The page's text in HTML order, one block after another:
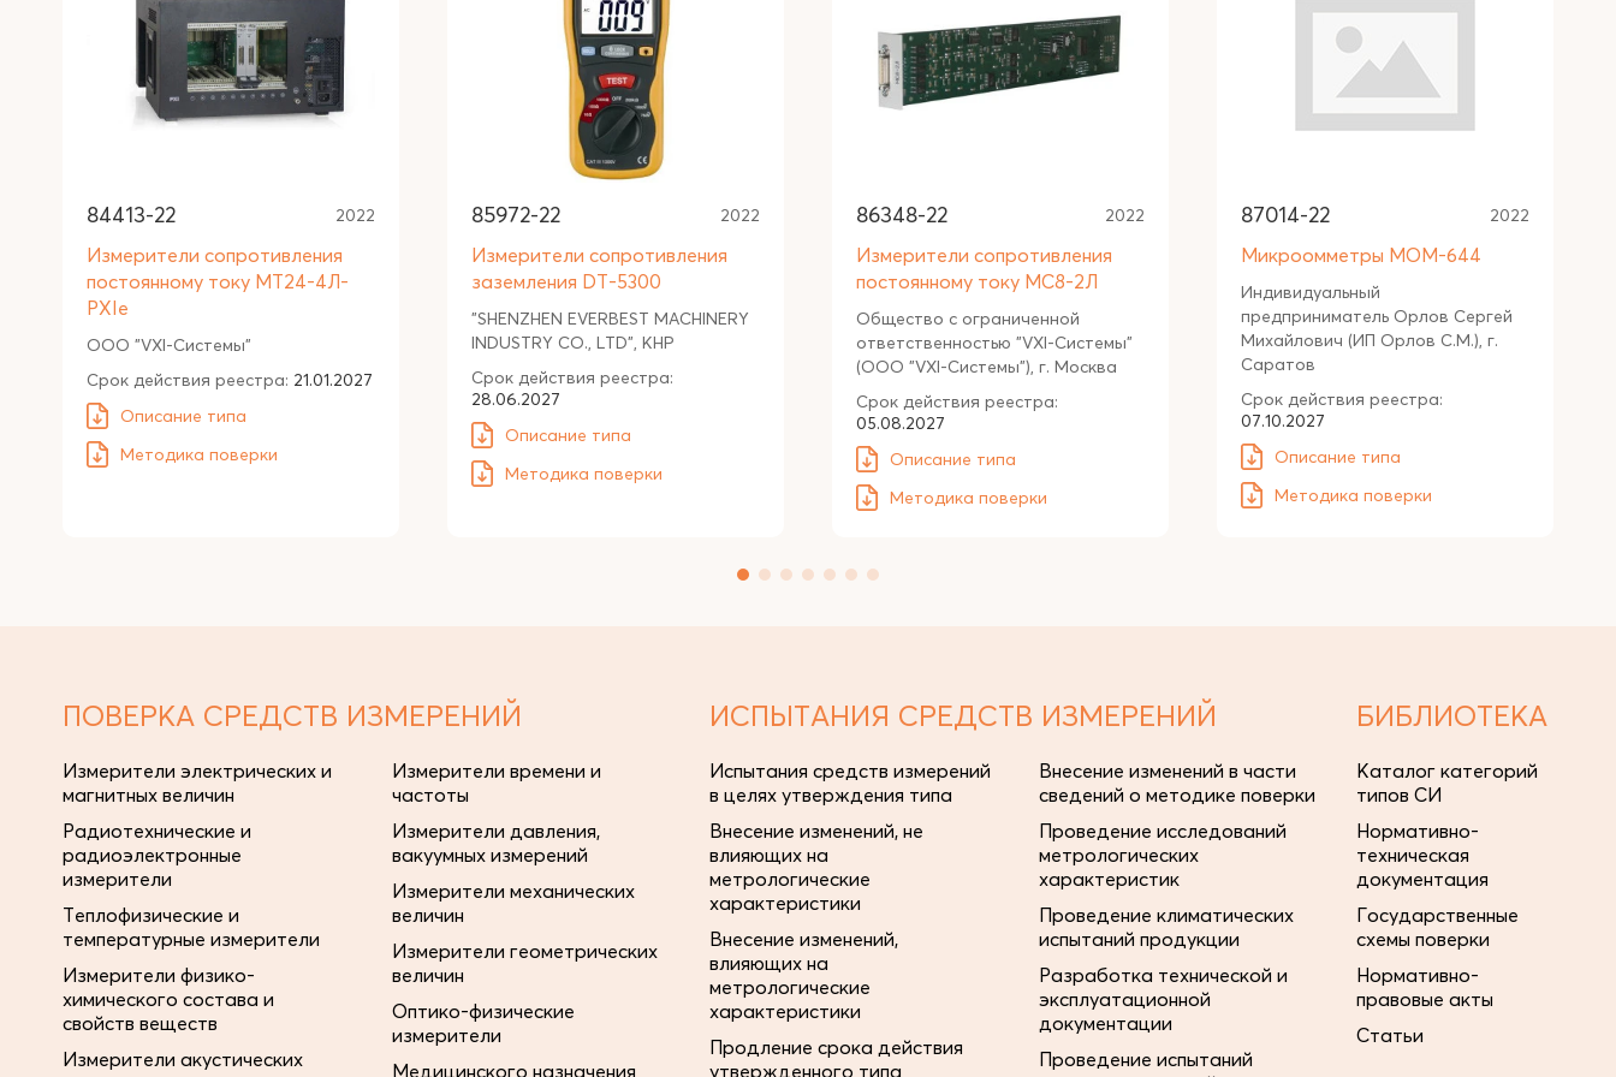
84413-22 2022
Измерители сопротивления
постоянному току МТ24-4Л-
PXIe
ООО "VXI-Системы"
Срок действия реестра: 21.01.2027
Описание типа
Методика поверки
85972-22 2022
Измерители сопротивления
заземления DT-5300
"SHENZHEN EVERBEST MACHINERY
INDUSTRY CO., LTD", КНР
Срок действия реестра:
28.06.2027
Описание типа
Методика поверки
86348-22 2022
Измерители сопротивления
постоянному току МС8-2Л
Общество с ограниченной
ответственностью "VXI-Системы"
(ООО "VXI-Системы"), г. Москва
Срок действия реестра:
05.08.2027
Описание типа
Методика поверки
87014-22 2022
Микроомметры МОМ-644
Индивидуальный
предприниматель Орлов Сергей
Михайлович (ИП Орлов С.М.), г.
Саратов
Срок действия реестра:
07.10.2027
Описание типа
Методика поверки
ПОВЕРКА СРЕДСТВ ИЗМЕРЕНИЙ
Измерители электрических и
магнитных величин
Радиотехнические и
радиоэлектронные
измерители
Теплофизические и
температурные измерители
Измерители физико-
химического состава и
свойств веществ
Измерители акустических
Измерители времени и
частоты
Измерители давления,
вакуумных измерений
Измерители механических
величин
Измерители геометрических
величин
Оптико-физические
измерители
Медицинского назначения
ИСПЫТАНИЯ СРЕДСТВ ИЗМЕРЕНИЙ
Испытания средств измерений
в целях утверждения типа
Внесение изменений, не
влияющих на
метрологические
характеристики
Внесение изменений,
влияющих на
метрологические
характеристики
Продление срока действия
утвержденного типа
Внесение изменений в части
сведений о методике поверки
Проведение исследований
метрологических
характеристик
Проведение климатических
испытаний продукции
Разработка технической и
эксплуатационной
документации
Проведение испытаний
БИБЛИОТЕКА
Каталог категорий
типов СИ
Нормативно-
техническая
документация
Государственные
схемы поверки
Нормативно-
правовые акты
Статьи